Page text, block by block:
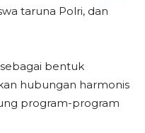
taruna Polri, dan
bentuk
hubungan harmonis
program-program